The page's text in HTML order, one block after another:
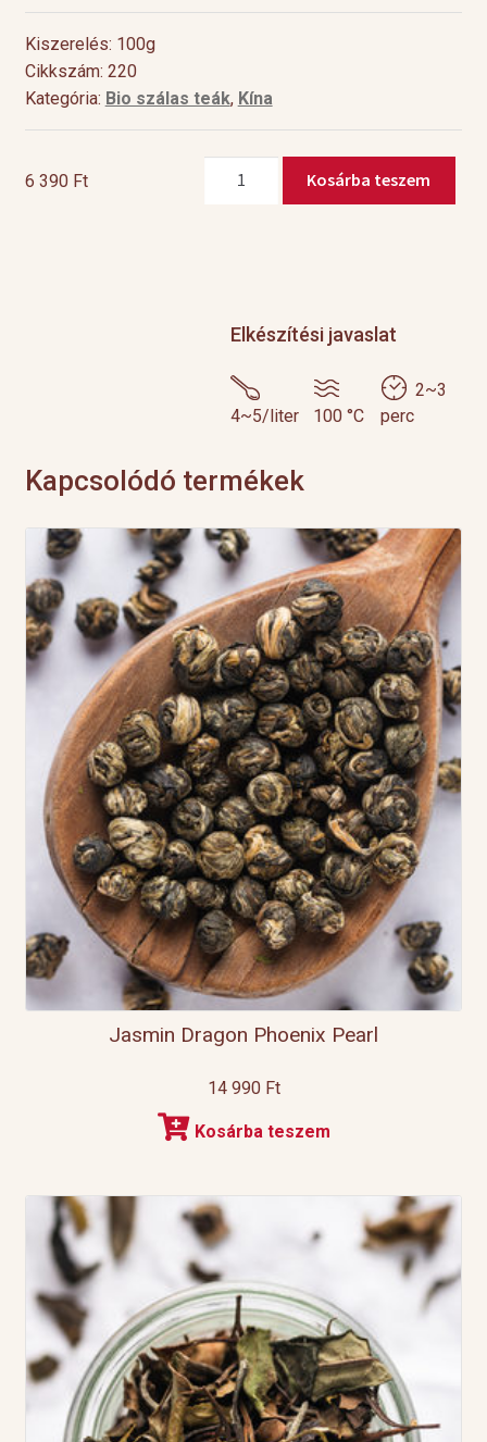
Kiszerelés: 100g
Cikkszám: 220
Kategória: Bio szálas teák, Kína
6 390 Ft
Lapsang
Kosárba teszem
Elkészítési javaslat
4~5/liter 100 °C
2~3
perc
Kapcsolódó termékek
Jasmin Dragon Phoenix Pearl
14 990 Ft
Kosárba teszem